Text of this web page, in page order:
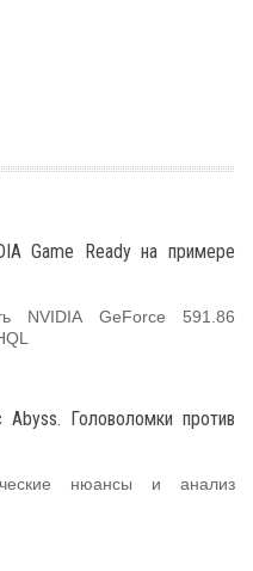
Game Ready на примере
NVIDIA GeForce 591.86
Головоломки против
нюансы и анализ